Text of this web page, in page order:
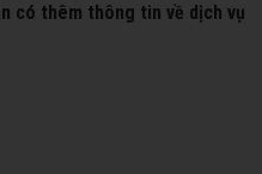
có thêm thông tin về dịch vụ